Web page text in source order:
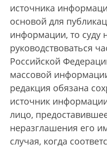
источника
основой для
информации, то суду
руководствоваться
Российской
массовой
редакция обязана
источник
лицо,
неразглашения его
случая, когда